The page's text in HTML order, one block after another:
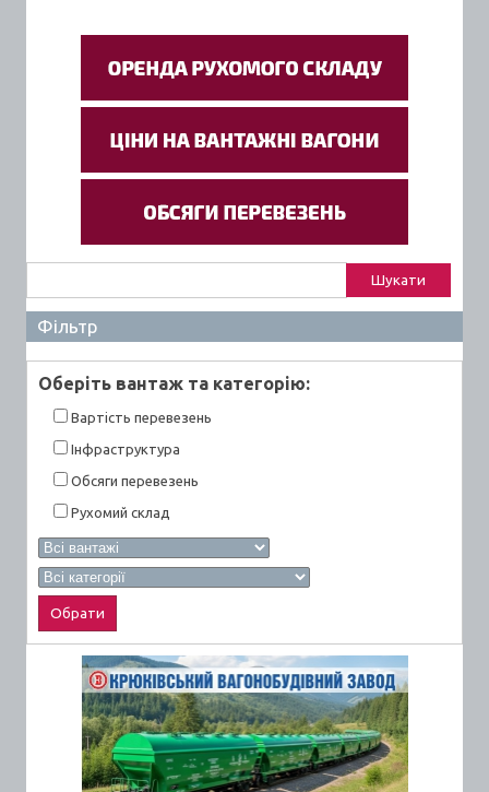
Фільтр
Оберiть вантаж та категорiю:
Вартiсть перевезень
Інфраструктура
Обсяги перевезень
Рухомий склад